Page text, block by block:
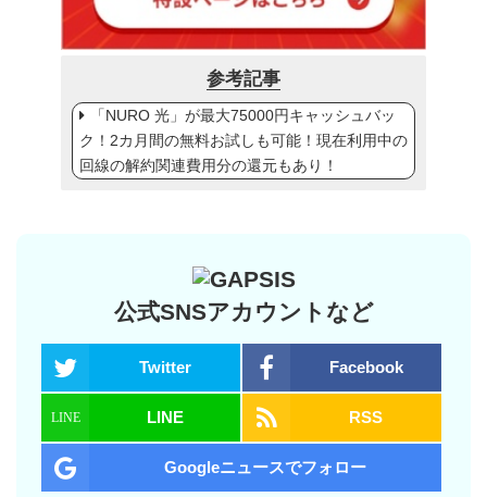
参考記事
「NURO 光」が最大75000円キャッシュバッ
ク！2カ月間の無料お試しも可能！現在利用中の
回線の解約関連費用分の還元もあり！
公式SNSアカウントなど
Twitter Facebook
LINE RSS
Googleニュースでフォロー